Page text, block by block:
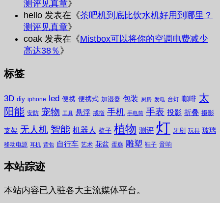
测评见真章》
hello 发表在《茶吧机到底比饮水机好用到哪里？
测评见真章》
coak 发表在《Mistbox可以将你的空调电费减少
高达38％ 》
标签
3D diy iphone led 便携 便携式 加湿器 包装 厨房 发电 台灯 咖啡 太
阳能 安防 宠物 工具 悬浮 戒指 手机 手电筒 手表 投影 折叠 摄影
支架 无人机 智能 机器人 椅子 植物 测评 灯 牙刷 玩具 玻璃
移动电源 耳机 背包 自行车 艺术 花盆 蛋糕 雕塑 鞋子 音响
本站踪迹
本站内容已入驻各大主流媒体平台。